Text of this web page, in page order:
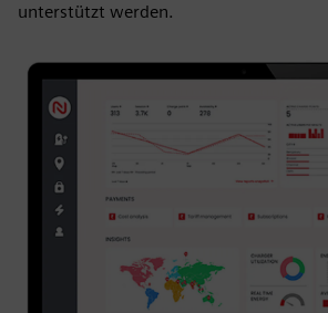
unterstützt werden.